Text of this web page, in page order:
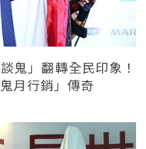
鬼」翻轉全民印象！
月行銷」傳奇